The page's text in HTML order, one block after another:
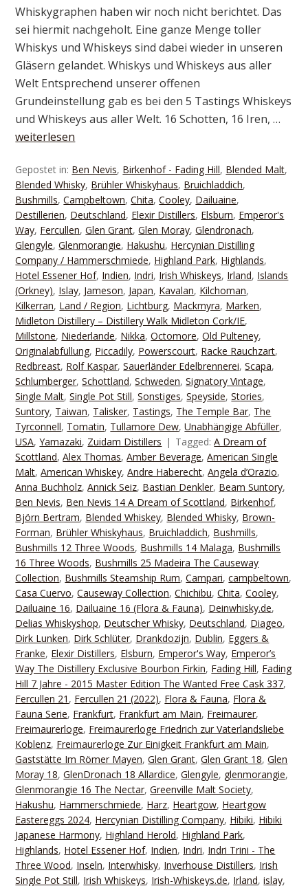
Whiskygraphen haben wir noch nicht berichtet. Das
sei hiermit nachgeholt. Eine ganze Menge toller
Whiskys und Whiskeys sind dabei wieder in unseren
Gläsern gelandet. Whiskys und Whiskeys aus aller
Welt Entsprechend unserer offenen
Grundeinstellung gab es bei den 5 Tastings Whiskeys
und Whiskeys aus aller Welt. 16 Schotten, 16 Iren, …
weiterlesen
Gepostet in: Ben Nevis, Birkenhof - Fading Hill, Blended Malt,
Blended Whisky, Brühler Whiskyhaus, Bruichladdich,
Bushmills,Campbeltown,Chita,Cooley, Dailuaine,
Destillerien, Deutschland, Elexir Distillers, Elsburn, Emperor's
Way, Fercullen,Glen Grant,Glen Moray,Glendronach,
Glengyle,Glenmorangie, Hakushu, Hercynian Distilling
Company / Hammerschmiede, Highland Park, Highlands,
Hotel Essener Hof, Indien, Indri, Irish Whiskeys, Irland, Islands
(Orkney), Islay, Jameson, Japan, Kavalan, Kilchoman,
Kilkerran, Land / Region, Lichtburg, Mackmyra, Marken,
Midleton Distillery – Distillery Walk Midleton Cork/IE,
Millstone, Niederlande, Nikka,Octomore,Old Pulteney,
Originalabfüllung, Piccadily, Powerscourt, Racke Rauchzart,
Redbreast, Rolf Kaspar,Sauerländer Edelbrennerei,Scapa,
Schlumberger,Schottland,Schweden,Signatory Vintage,
Single Malt,Single Pot Still,Sonstiges,Speyside,Stories,
Suntory, Taiwan, Talisker, Tastings, The Temple Bar, The
Tyrconnell, Tomatin, Tullamore Dew,Unabhängige Abfüller,
USA,Yamazaki, Zuidam Distillers Tagged:A Dream of
Scottland,Alex Thomas,Amber Beverage,American Single
Malt,American Whiskey,Andre Haberecht,Angela d’Orazio,
Anna Buchholz,Annick Seiz, Bastian Denkler, Beam Suntory,
Ben Nevis, Ben Nevis 14 A Dream of Scottland, Birkenhof,
Björn Bertram, Blended Whiskey, Blended Whisky, Brown-
Forman, Brühler Whiskyhaus, Bruichladdich, Bushmills,
Bushmills 12 Three Woods, Bushmills 14 Malaga, Bushmills
16 Three Woods, Bushmills 25 Madeira The Causeway
Collection, Bushmills Steamship Rum,Campari,campbeltown,
Casa Cuervo,Causeway Collection,Chichibu,Chita,Cooley,
Dailuaine 16, Dailuaine 16 (Flora & Fauna), Deinwhisky.de,
Delias Whiskyshop, Deutscher Whisky, Deutschland, Diageo,
Dirk Lunken, Dirk Schlüter, Drankdozijn, Dublin, Eggers &
Franke, Elexir Distillers, Elsburn, Emperor's Way, Emperor’s
Way The Distillery Exclusive Bourbon Firkin, Fading Hill, Fading
Hill 7 Jahre - 2015 Master Edition The Wanted Free Cask 337,
Fercullen 21 , Fercullen 21 (2022), Flora & Fauna, Flora &
Fauna Serie, Frankfurt, Frankfurt am Main, Freimaurer,
Freimaurerloge, Freimaurerloge Friedrich zur Vaterlandsliebe
Koblenz, Freimaurerloge Zur Einigkeit Frankfurt am Main,
Gaststätte Im Römer Mayen,Glen Grant,Glen Grant 18,Glen
Moray 18,GlenDronach 18 Allardice,Glengyle, glenmorangie,
Glenmorangie 16 The Nectar,Greenville Malt Society,
Hakushu, Hammerschmiede, Harz, Heartgow, Heartgow
Eastereggs 2024, Hercynian Distilling Company, Hibiki, Hibiki
Japanese Harmony, Highland Herold, Highland Park,
Highlands, Hotel Essener Hof, Indien, Indri, Indri Trini - The
Three Wood, Inseln, Interwhisky, Inverhouse Distillers, Irish
Single Pot Still, Irish Whiskeys, Irish-Whiskeys.de, Irland,islay,